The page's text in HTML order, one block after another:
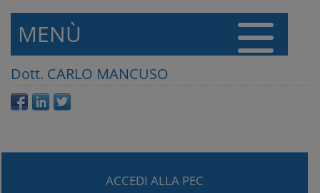
MENÙ
Dott. CARLO MANCUSO
ACCEDI ALLA PEC